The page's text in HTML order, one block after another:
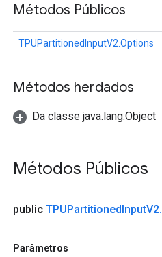
Métodos Públicos
TPUPartitionedInputV2.Options
Métodos herdados
Da classe java.lang.Object
Métodos Públicos
public TPUPartitionedInputV2.
Parâmetros